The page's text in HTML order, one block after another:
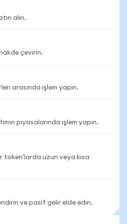
alın.
çevirin.
arasında işlem yapın.
piyasalarında işlem yapın.
token'larda uzun veya kısa
ve pasif gelir elde edin.